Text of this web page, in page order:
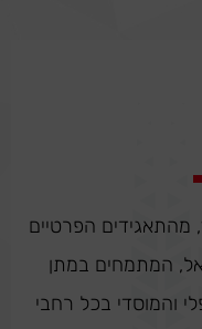
"קבוצת ברניר" נוסדה בשנת 1974, מהתאגידים הפרטיים
המתמחים במתן
והמוסדי בכל רחבי